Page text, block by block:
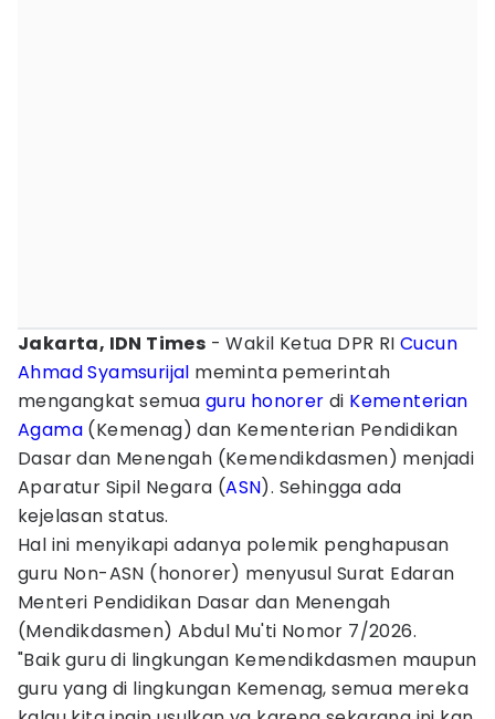
Jakarta, IDN Times - Wakil Ketua DPR RICucun
Ahmad Syamsurijal meminta pemerintah
mengangkat semua guru honorer di Kementerian
Agama (Kemenag) dan Kementerian Pendidikan
Dasar dan Menengah (Kemendikdasmen) menjadi
Aparatur Sipil Negara (ASN). Sehingga ada
kejelasan status.
Hal ini menyikapi adanya polemik penghapusan
guru Non-ASN (honorer) menyusul Surat Edaran
Menteri Pendidikan Dasar dan Menengah
(Mendikdasmen) Abdul Mu'ti Nomor 7/2026.
"Baik guru di lingkungan Kemendikdasmen maupun
guru yang di lingkungan Kemenag, semua mereka